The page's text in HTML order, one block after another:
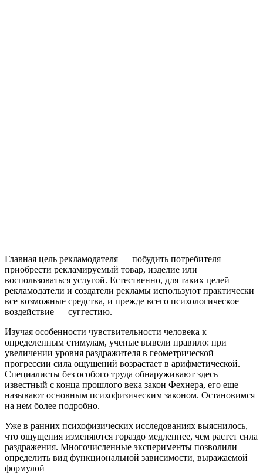
Главная цель рекламодателя — побудить потребителя
приобрести рекламируемый товар, изделие или
воспользоваться услугой. Естественно, для таких целей
рекламодатели и создатели рекламы используют практически
все возможные средства, и прежде всего психологическое
воздействие — суггестию.
Изучая особенности чувствительности человека к
определенным стимулам, ученые вывели правило: при
увеличении уровня раздражителя в геометрической
прогрессии сила ощущений возрастает в арифметической.
Специалисты без особого труда обнаруживают здесь
известный с конца прошлого века закон Фехнера, его еще
называют основным психофизическим законом. Остановимся
на нем более подробно.
Уже в ранних психофизических исследованиях выяснилось,
что ощущения изменяются гораздо медленнее, чем растет сила
раздражения. Многочисленные эксперименты позволили
определить вид функциональной зависимости, выражаемой
формулой